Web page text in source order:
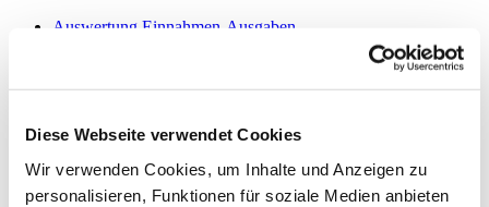
Diese Webseite verwendet Cookies
Wir verwenden Cookies, um Inhalte und Anzeigen zu
personalisieren, Funktionen für soziale Medien anbieten
Auswertung Einnahmen-Ausgaben
15610Zugriffe
Sa., 15. Okt 2022 16:19
Bonusprogramm auf Übersichtsseite
von Ze'ev» So., 25. Sep 2022 10:32
1Antworten